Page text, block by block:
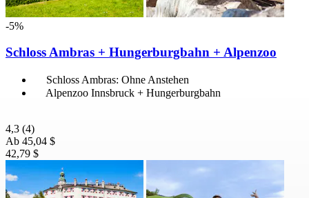
-5%
Schloss Ambras + Hungerburgbahn + Alpenzoo
Schloss Ambras: Ohne Anstehen
Alpenzoo Innsbruck + Hungerburgbahn
4,3 (4)
Ab 45,04 $
42,79 $